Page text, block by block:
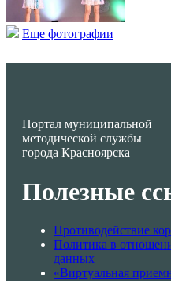
Еще фотографии
Портал муниципальной
методической службы
города Красноярска
Полезные
Противодействие
Политика в
данных
«Виртуальная